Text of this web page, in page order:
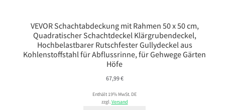
VEVOR Schachtabdeckung mit Rahmen 50 x 50 cm,
Quadratischer Schachtdeckel Klärgrubendeckel,
Hochbelastbarer Rutschfester Gullydeckel aus
Kohlenstoffstahl für Abflussrinne, für Gehwege Gärten
Höfe
67,99€
Enthält 19% MwSt. DE
zzgl.Versand